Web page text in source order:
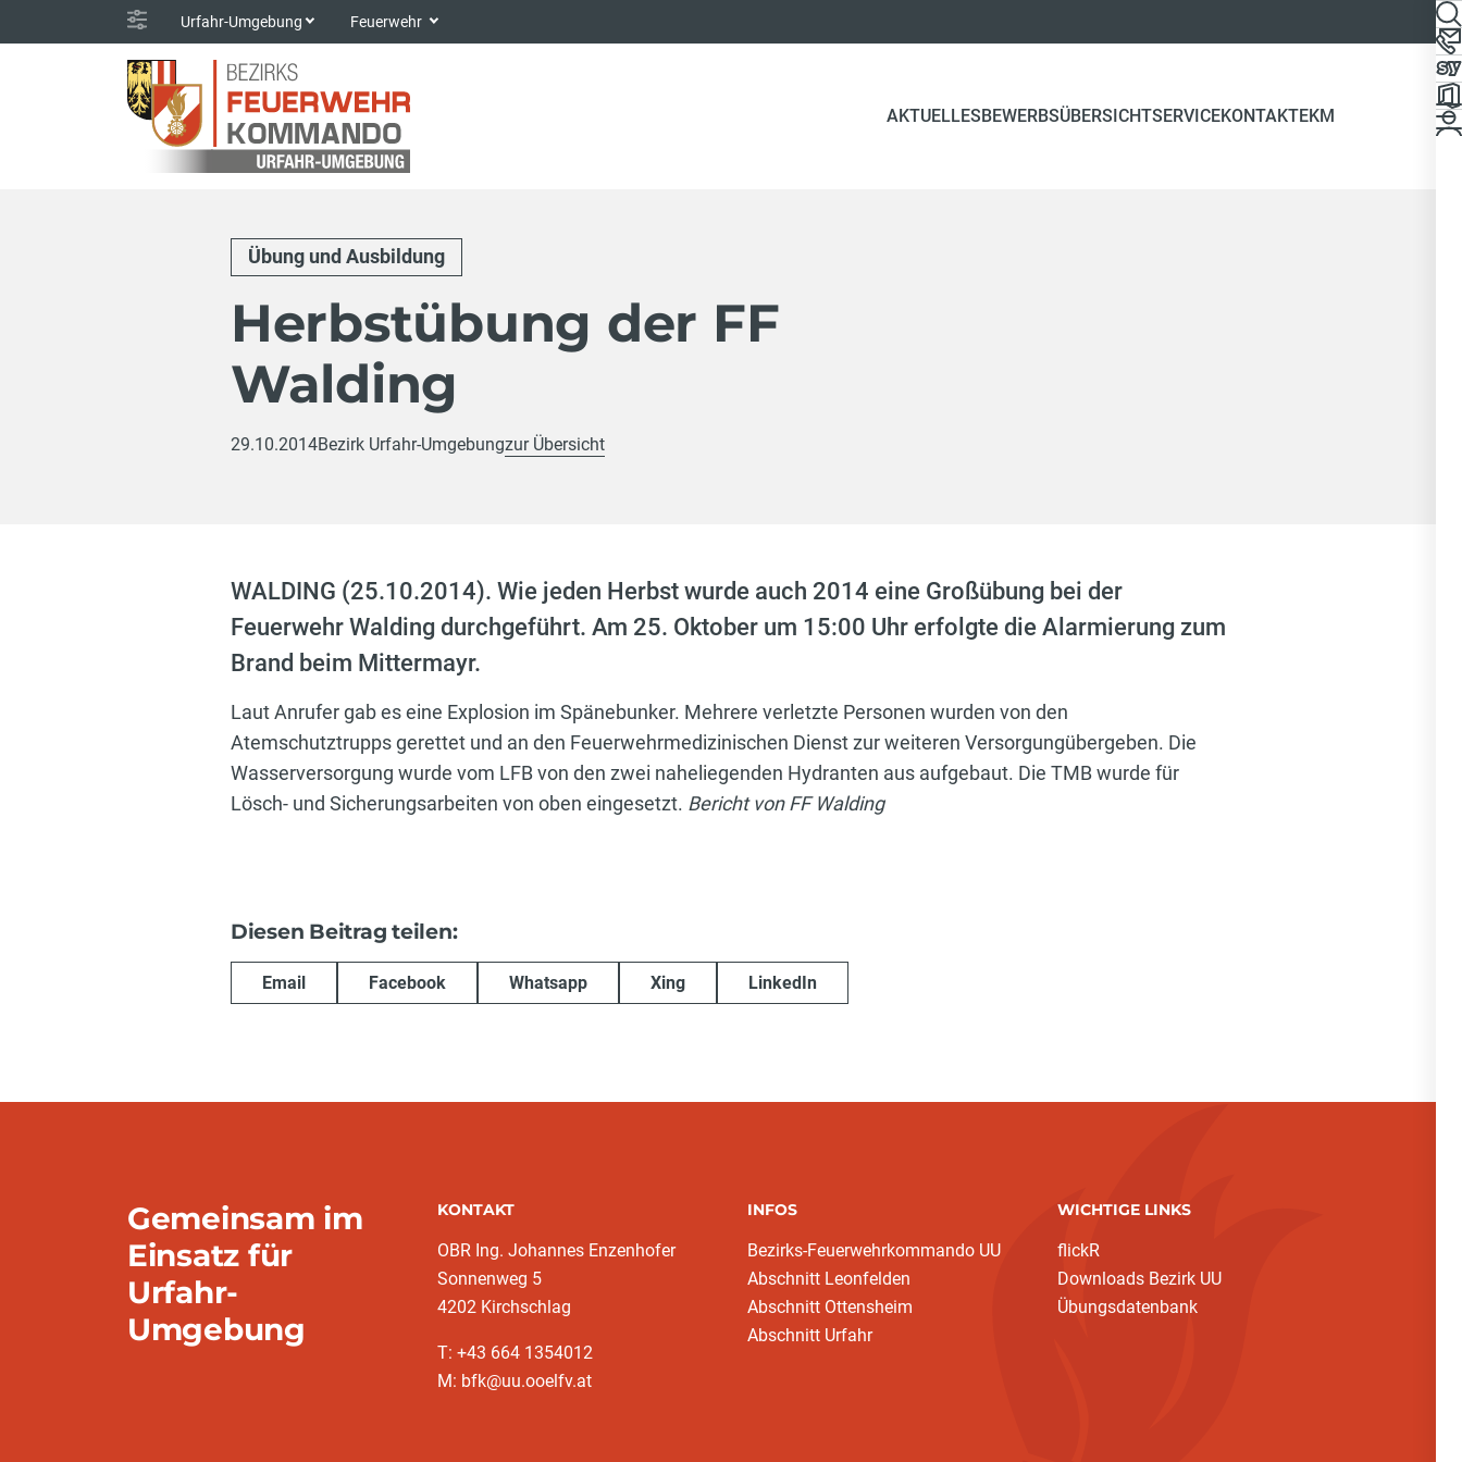
Urfahr-Umgebung Feuerwehr
AKTUELLESBEWERBSÜBERSICHTSERVICEKONTAKTEKM
Übung und Ausbildung
Herbstübung der FF
Walding
29.10.2014Bezirk Urfahr-Umgebungzur Übersicht
WALDING (25.10.2014). Wie jeden Herbst wurde auch 2014 eine Großübung bei der
Feuerwehr Walding durchgeführt. Am 25. Oktober um 15:00 Uhr erfolgte die Alarmierung zum
Brand beim Mittermayr.
Laut Anrufer gab es eine Explosion im Spänebunker. Mehrere verletzte Personen wurden von den
Atemschutztrupps gerettet und an den Feuerwehrmedizinischen Dienst zur weiteren Versorgungübergeben. Die
Wasserversorgung wurde vom LFB von den zwei naheliegenden Hydranten aus aufgebaut. Die TMB wurde für
Lösch- und Sicherungsarbeiten von oben eingesetzt. Bericht von FF Walding
Diesen Beitrag teilen:
Email Facebook Whatsapp Xing LinkedIn
Gemeinsam im
Einsatz für
Urfahr-
Umgebung
KONTAKT
OBR Ing. Johannes Enzenhofer
Sonnenweg 5
4202 Kirchschlag
T: +43 664 1354012
M: bfk@uu.ooelfv.at
INFOS
Bezirks-Feuerwehrkommando UU
Abschnitt Leonfelden
Abschnitt Ottensheim
Abschnitt Urfahr
WICHTIGE LINKS
flickR
Downloads Bezirk UU
Übungsdatenbank